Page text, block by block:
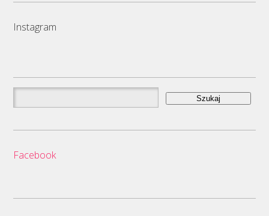
Instagram
Szukaj:
Facebook